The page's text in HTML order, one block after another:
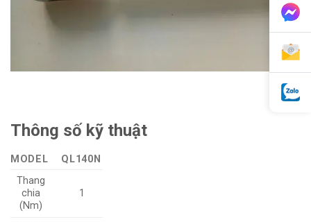
Thông số kỹ thuật
MODEL
QL140N
Thang
chia
(Nm)
1